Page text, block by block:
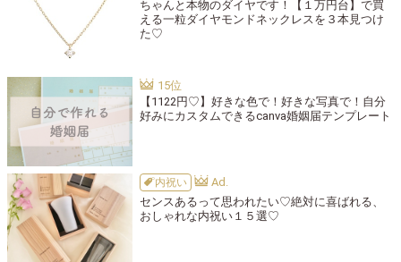
ちゃんと本物のダイヤです！【１万円台】で買
える一粒ダイヤモンドネックレスを３本見つけ
た♡
【1122円♡】好きな色で！好きな写真で！自分
好みにカスタムできるcanva婚姻届テンプレート
内祝い
センスあるって思われたい♡絶対に喜ばれる、
おしゃれな内祝い１５選♡